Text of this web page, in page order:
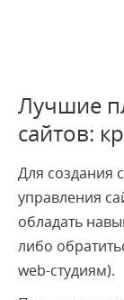
Лучшие
сайтов:
Для создания
управления
обладать
либо
web-студиям).